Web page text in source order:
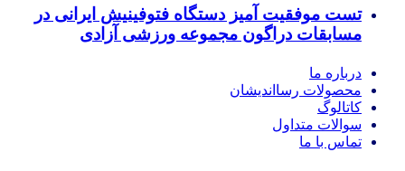
تست موفقیت آمیز دستگاه فتوفینیش ایرانی در
مسابقات دراگون مجموعه ورزشی آزادی
درباره ما
محصولات رسااندیشان
کاتالوگ
سوالات متداول
تماس با ما